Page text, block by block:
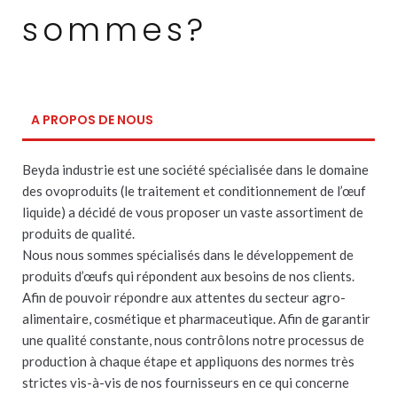
sommes?
A PROPOS DE NOUS
Beyda industrie est une société spécialisée dans le domaine
des ovoproduits (le traitement et conditionnement de l’œuf
liquide) a décidé de vous proposer un vaste assortiment de
produits de qualité.
Nous nous sommes spécialisés dans le développement de
produits d’œufs qui répondent aux besoins de nos clients.
Afin de pouvoir répondre aux attentes du secteur agro-
alimentaire, cosmétique et pharmaceutique. Afin de garantir
une qualité constante, nous contrôlons notre processus de
production à chaque étape et appliquons des normes très
strictes vis-à-vis de nos fournisseurs en ce qui concerne